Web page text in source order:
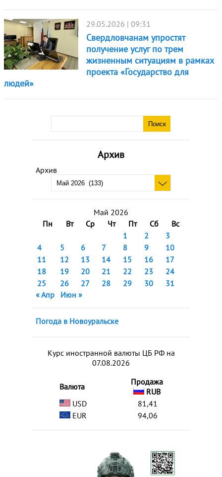
Архив
Архив
Май 2026
Пн
Вт Ср Чт Пт Сб
Вс
1
2
3
4
5 6 7 8 9
10
11
12 13 14 15 16
17
18
19 20 21 22 23
24
25
26 27 28 29 30
31
« Апр
Июн »
Погода в Новоуральске
Курс иностранной валюты ЦБ РФ на
07.08.2026
Валюта
Продажа
RUB
USD
81,41
EUR
94,06
29.05.2026 | 09:31
Свердловчанам упростят
получение услуг по трем
жизненным ситуациям в рамках
проекта «Государство для
людей»